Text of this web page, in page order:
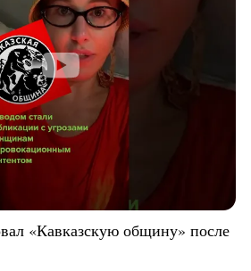
«Кавказскую общину» после